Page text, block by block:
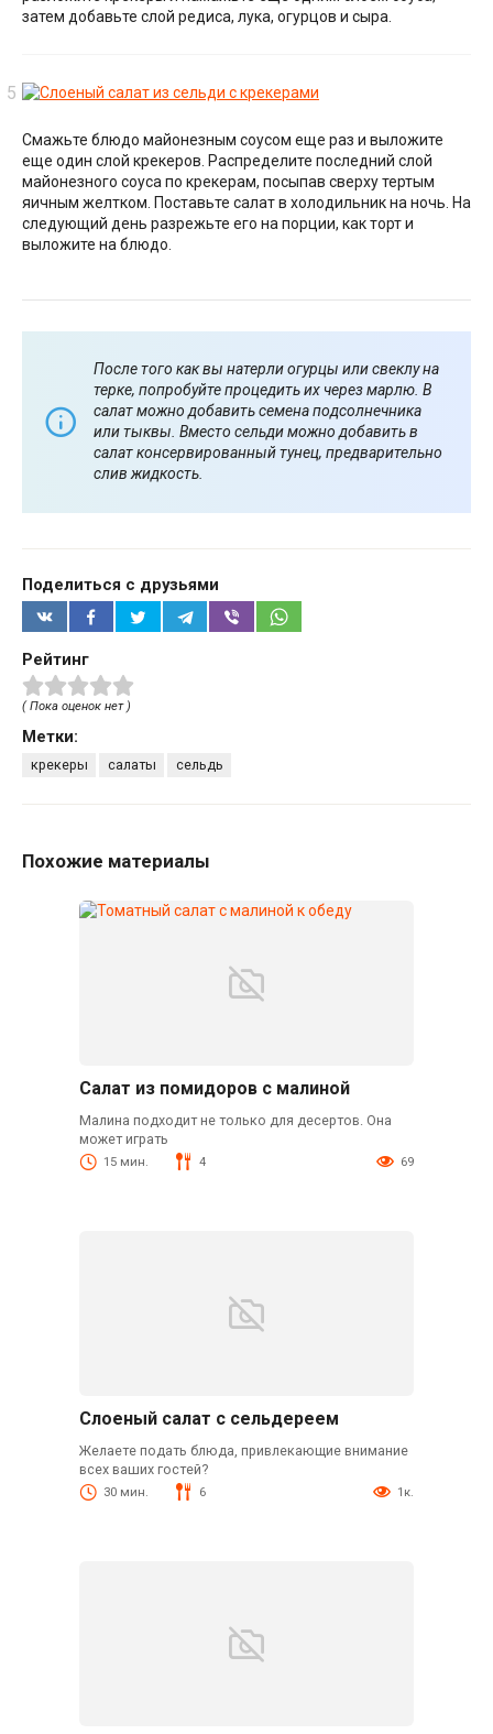
затем добавьте слой редиса, лука, огурцов и сыра.
Смажьте блюдо майонезным соусом еще раз и выложите
еще один слой крекеров. Распределите последний слой
майонезного соуса по крекерам, посыпав сверху тертым
яичным желтком. Поставьте салат в холодильник на ночь. На
следующий день разрежьте его на порции, как торт и
выложите на блюдо.
После того как вы натерли огурцы или свеклу на
терке, попробуйте процедить их через марлю. В
салат можно добавить семена подсолнечника
или тыквы. Вместо сельди можно добавить в
салат консервированный тунец, предварительно
слив жидкость.
Поделиться с друзьями
Рейтинг
( Пока оценок нет )
Метки:
крекеры салаты сельдь
Похожие материалы
Салат из помидоров с малиной
Малина подходит не только для десертов. Она
может играть
15 мин. 4 69
Слоеный салат с сельдереем
Желаете подать блюда, привлекающие внимание
всех ваших гостей?
30 мин. 6 1к.